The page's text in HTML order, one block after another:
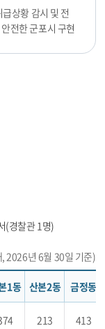
상황 감시 및 전
전한 군포시 구현
(경찰관 1명)
, 2026년 6월 30일 기준)
1동 산본2동 금정동
213 413